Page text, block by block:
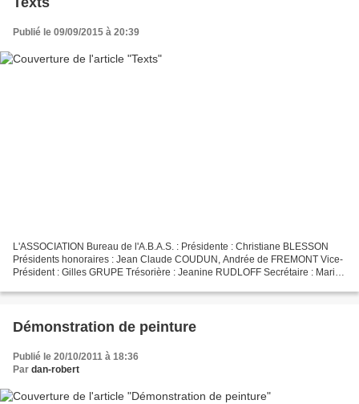
Publié le 09/09/2015 à 20:39
L'ASSOCIATION Bureau de l'A.B.A.S. : Présidente : Christiane BLESSON
Présidents honoraires : Jean Claude COUDUN, Andrée de FREMONT Vice-
Président : Gilles GRUPE Trésorière : Jeanine RUDLOFF Secrétaire : Marie
Démonstration de peinture
Publié le 20/10/2011 à 18:36
Par dan-robert